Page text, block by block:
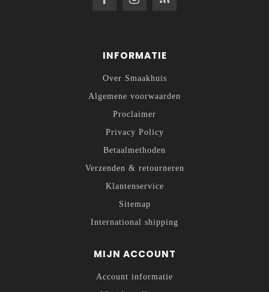
INFORMATIE
Over Smaakhuis
Algemene voorwaarden
Proclaimer
Privacy Policy
Betaalmethoden
Verzenden & retourneren
Klantenservice
Sitemap
International shipping
MIJN ACCOUNT
Account informatie